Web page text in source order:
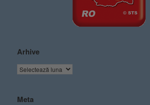
Arhive
Meta